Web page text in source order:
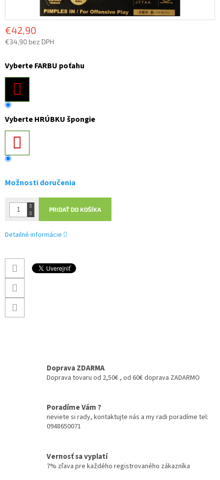
€42,90
€34,90 bez DPH
cena:
Vyberte FARBU poťahu
Vyberte HRÚBKU špongie
Možnosti doručenia
PRIDAŤ DO KOŠÍKA
Detailné informácie
Doprava ZDARMA
Doprava tovaru od 2,50€ , od 60€ doprava ZADARMO
Poradíme Vám ?
neviete si rady, kontaktujte nás a my radi poradíme tel:
0948650071
Vernosť sa vyplatí
7% zľava pre každého registrovaného zákazníka